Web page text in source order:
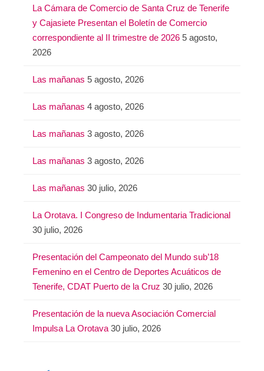
La Cámara de Comercio de Santa Cruz de Tenerife
y Cajasiete Presentan el Boletín de Comercio
correspondiente al II trimestre de 2026 5 agosto,
2026
Las mañanas 5 agosto, 2026
Las mañanas 4 agosto, 2026
Las mañanas 3 agosto, 2026
Las mañanas 3 agosto, 2026
Las mañanas 30 julio, 2026
La Orotava. I Congreso de Indumentaria Tradicional
30 julio, 2026
Presentación del Campeonato del Mundo sub’18
Femenino en el Centro de Deportes Acuáticos de
Tenerife, CDAT Puerto de la Cruz 30 julio, 2026
Presentación de la nueva Asociación Comercial
Impulsa La Orotava 30 julio, 2026